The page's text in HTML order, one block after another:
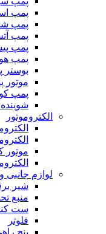
پمپ
پمپ
پمپ
پمپ
پمپ
بوستر
موتور
پمپ
الکتروموتور
موتور
لوازم جانبی
شیر
منبع
ست
فلوتر
پنج